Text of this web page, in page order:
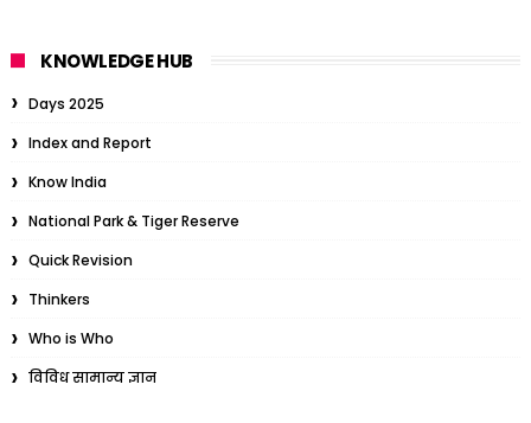
KNOWLEDGE HUB
Days 2025
Index and Report
Know India
National Park & Tiger Reserve
Quick Revision
Thinkers
Who is Who
विविध सामान्य ज्ञान